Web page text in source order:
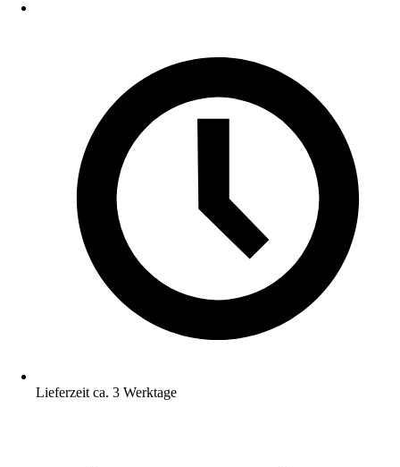
Lieferzeit ca. 3 Werktage